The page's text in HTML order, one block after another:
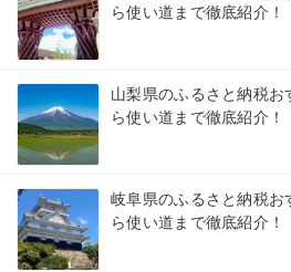
ら使い道まで徹底紹介！
山梨県のふるさと納税
ら使い道まで徹底紹介！
岐阜県のふるさと納税
ら使い道まで徹底紹介！